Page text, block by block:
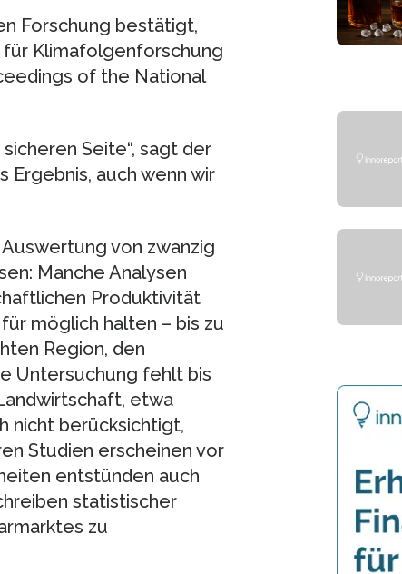
Forschung bestätigt,
Klimafolgenforschung
of the National
Seite“, sagt der
Ergebnis, auch wenn wir
von zwanzig
Manche Analysen
Produktivität
möglich halten – bis zu
Region, den
Untersuchung fehlt bis
etwa
nicht berücksichtigt,
Studien erscheinen vor
entstünden auch
statistischer
zu